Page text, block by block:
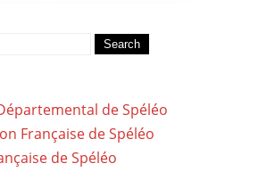
de Spéléo
Française de Spéléo
de Spéléo